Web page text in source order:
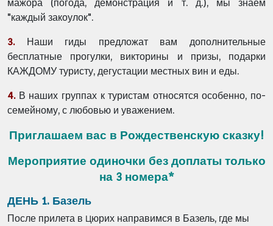
мажора (погода, демонстрация и т. д.), мы знаем
"каждый закоулок".
3. Наши гиды предложат вам дополнительные
бесплатные прогулки, викторины и призы, подарки
КАЖДОМУ туристу, дегустации местных вин и еды.
4.В наших группах к туристам относятся особенно, по-
семейному, с любовью и уважением.
Приглашаем вас в Рождественскую сказку!
Мероприятие одиночки без доплаты только
на 3 номера*
ДЕНЬ 1. Базель
После прилета в Цюрих направимся в Базель, где мы